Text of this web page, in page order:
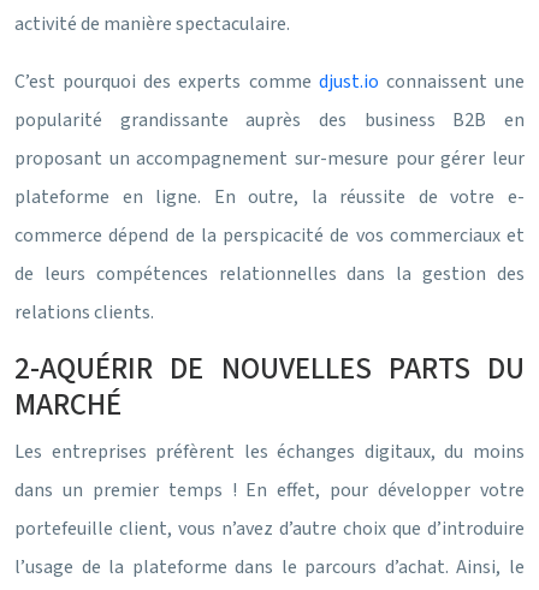
activité de manière spectaculaire.
C’est pourquoi des experts comme djust.io connaissent une
popularité grandissante auprès des business B2B en
proposant un accompagnement sur-mesure pour gérer leur
plateforme en ligne. En outre, la réussite de votre e-
commerce dépend de la perspicacité de vos commerciaux et
de leurs compétences relationnelles dans la gestion des
relations clients.
2-AQUÉRIR DE NOUVELLES PARTS DU
MARCHÉ
Les entreprises préfèrent les échanges digitaux, du moins
dans un premier temps ! En effet, pour développer votre
portefeuille client, vous n’avez d’autre choix que d’introduire
l’usage de la plateforme dans le parcours d’achat. Ainsi, le